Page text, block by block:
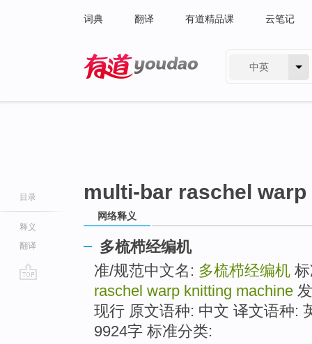
词典 翻译 有道精品课 云笔记
中英
目录
释义
翻译
multi-bar raschel
网络释义
多梳栉经编机
准/规范中文名: 多梳栉经编机
raschel warp knitting machine
现行 原文语种: 中文 译文语种:
9924字 标准分类: